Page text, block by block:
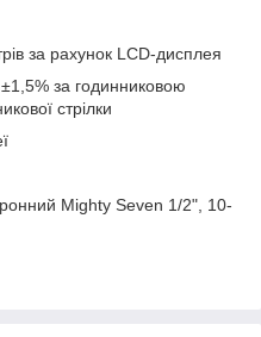
за рахунок LCD-дисплея
за годинниковою
стрілки
Mighty Seven 1/2", 10-